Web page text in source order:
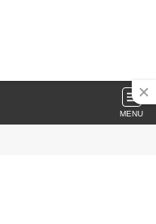
MENU